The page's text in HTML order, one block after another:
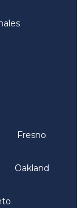
Fresno
Oakland